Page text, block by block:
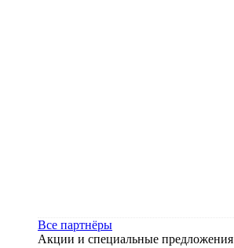
Все партнёры
Акции и специальные предложения